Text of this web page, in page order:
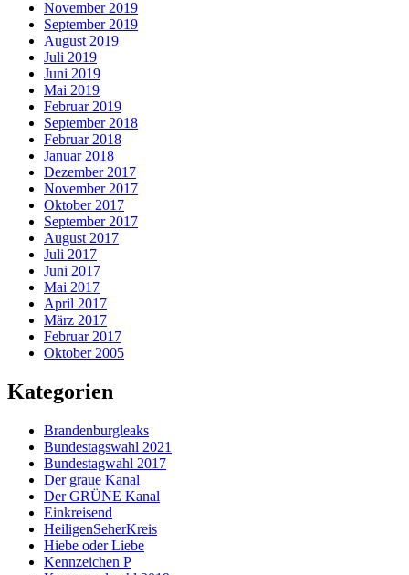
November 2019
September 2019
August 2019
Juli 2019
Juni 2019
Mai 2019
Februar 2019
September 2018
Februar 2018
Januar 2018
Dezember 2017
November 2017
Oktober 2017
September 2017
August 2017
Juli 2017
Juni 2017
Mai 2017
April 2017
März 2017
Februar 2017
Oktober 2005
Kategorien
Brandenburgleaks
Bundestagswahl 2021
Bundestagwahl 2017
Der graue Kanal
Der GRÜNE Kanal
Einkreisend
HeiligenSeherKreis
Hiebe oder Liebe
Kennzeichen P